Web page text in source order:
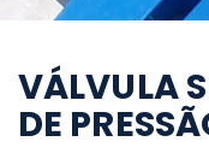
VÁLVULA
DE